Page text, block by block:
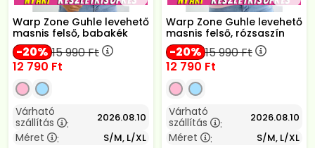
Warp Zone Guhle levehető
masnis felső, babakék
20 15 990Ft
12 790 Ft
Várható
szállítás
: 2026.08.10
Méret : S/M, L/XL
Warp Zone Guhle levehető
masnis felső, rózsaszín
20 15 990Ft
12 790 Ft
Várható
szállítás
: 2026.08.10
Méret : S/M, L/XL